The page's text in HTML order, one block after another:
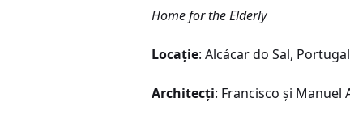
Home for the Elderly
Locaţie: Alcácar do Sal,
Architecţi: Francisco şi Manuel